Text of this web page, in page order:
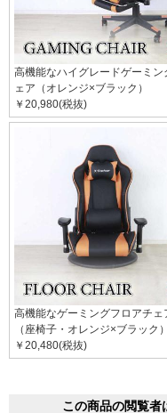
高機能なハイグレードゲーミン
ェア（オレンジ×ブラック）
￥20,980(税抜)
高機能なゲーミングフロアチェ
（座椅子・オレンジ×ブラック）
￥20,480(税抜)
この商品の閲覧者